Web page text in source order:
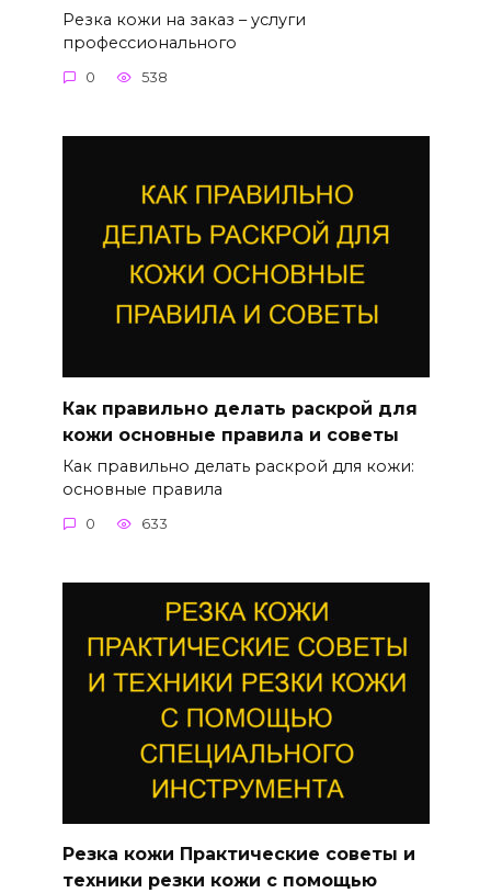
Резка кожи на заказ – услуги
профессионального
0 538
Как правильно делать раскрой для
кожи основные правила и советы
Как правильно делать раскрой для кожи:
основные правила
0 633
Резка кожи Практические советы и
техники резки кожи с помощью